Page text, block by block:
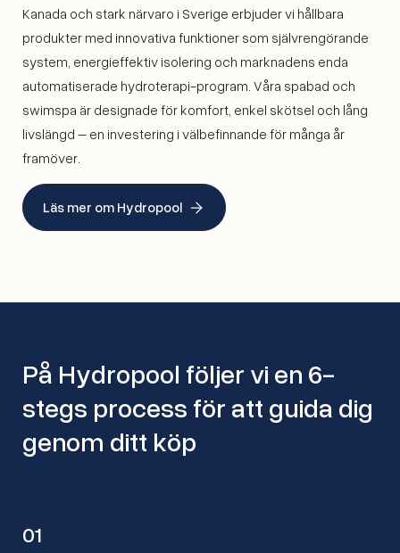
Kanada och stark närvaro i Sverige erbjuder vi hållbara
produkter med innovativa funktioner som självrengörande
system, energieffektiv isolering och marknadens enda
automatiserade hydroterapi-program. Våra spabad och
swimspa är designade för komfort, enkel skötsel och lång
livslängd – en investering i välbefinnande för många år
framöver.
Läs mer om Hydropool
På Hydropool följer vi en 6-
stegs process för att guida dig
genom ditt köp
01